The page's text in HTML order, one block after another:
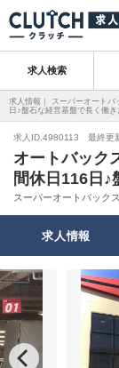
求人検索
求人情報｜ スーパーオートバ
日♪盤石な経営基盤で長く働
求人ID.4980113 最終更
オートバック
間休日116日
スーパーオートバック
求人情報